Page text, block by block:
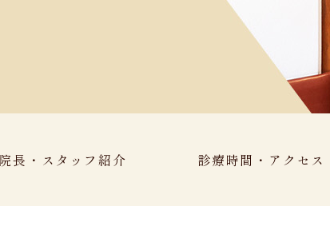
院長・スタッフ紹介 診療時間・アクセス